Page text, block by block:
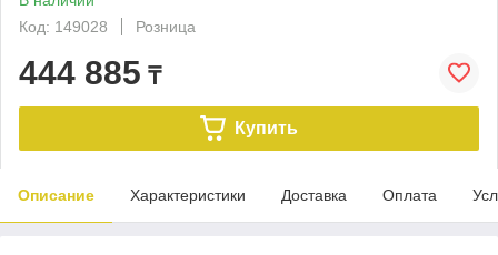
Код: 149028
Розница
444 885 ₸
Купить
Описание Характеристики Доставка Оплата